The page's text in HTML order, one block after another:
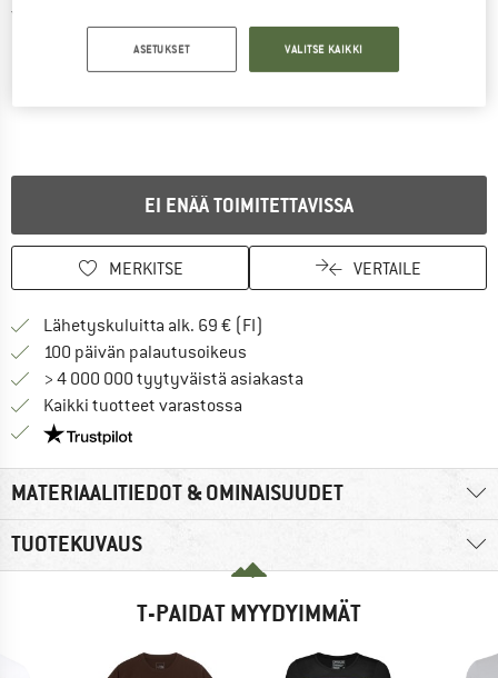
Yksityiskohtaiset tiedot
EI ENÄÄ TOIMITETTAVISSA
MERKITSE VERTAILE
Lähetyskuluitta alk. 69 € (FI)
100 päivän palautusoikeus
> 4 000 000 tyytyväistä asiakasta
Kaikki tuotteet varastossa
Meillä on Trustpilot -sertifiointi - lue lisää tästä!
MATERIAALITIEDOT & OMINAISUUDET
TUOTEKUVAUS
T-PAIDAT MYYDYIMMÄT
ASETUKSET VALITSE KAIKKI